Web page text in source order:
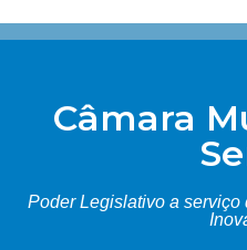
Câmara
Poder Legislativo a serviço